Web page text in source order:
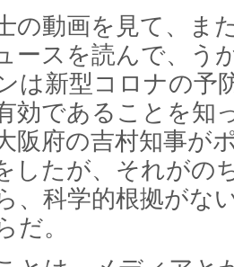
の動画を見て、ま
ースを読んで、う
は新型コロナの予
効であることを知
阪府の吉村知事が
したが、それがの
、科学的根拠がな
だ。